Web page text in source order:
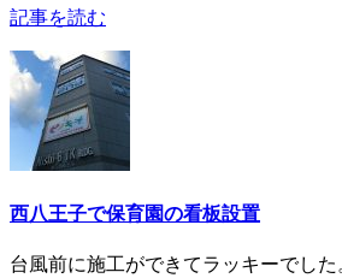
記事を読む
西八王子で保育園の看板設置
台風前に施工ができてラッキーでし